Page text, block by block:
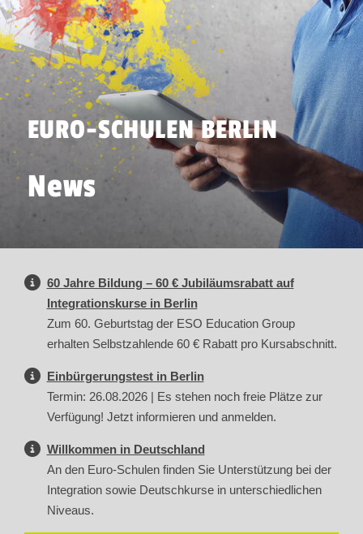
EURO-SCHULEN BERLIN
News
60 Jahre Bildung – 60 € Jubiläumsrabatt auf
Integrationskurse in Berlin
Zum 60. Geburtstag der ESO Education Group
erhalten Selbstzahlende 60 € Rabatt pro Kursabschnitt.
Einbürgerungstest in Berlin
Termin: 26.08.2026 | Es stehen noch freie Plätze zur
Verfügung! Jetzt informieren und anmelden.
Willkommen in Deutschland
An den Euro-Schulen finden Sie Unterstützung bei der
Integration sowie Deutschkurse in unterschiedlichen
Niveaus.